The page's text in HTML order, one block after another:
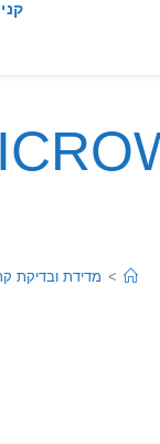
> מדידת ובדיקת